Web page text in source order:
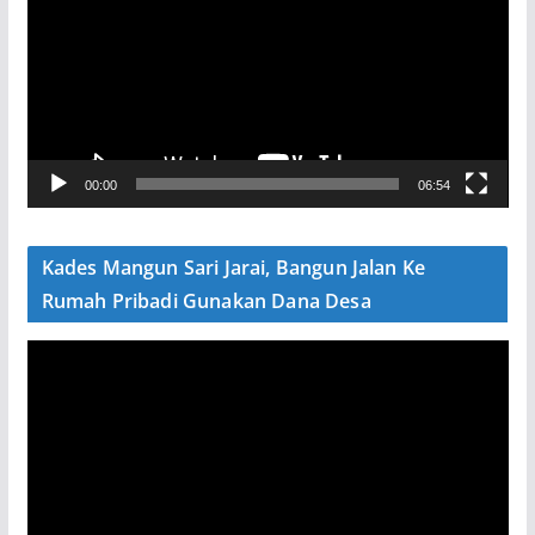
V
e
00:00 06:54
Kades Mangun Sari Jarai, Bangun Jalan Ke
Rumah Pribadi Gunakan Dana Desa